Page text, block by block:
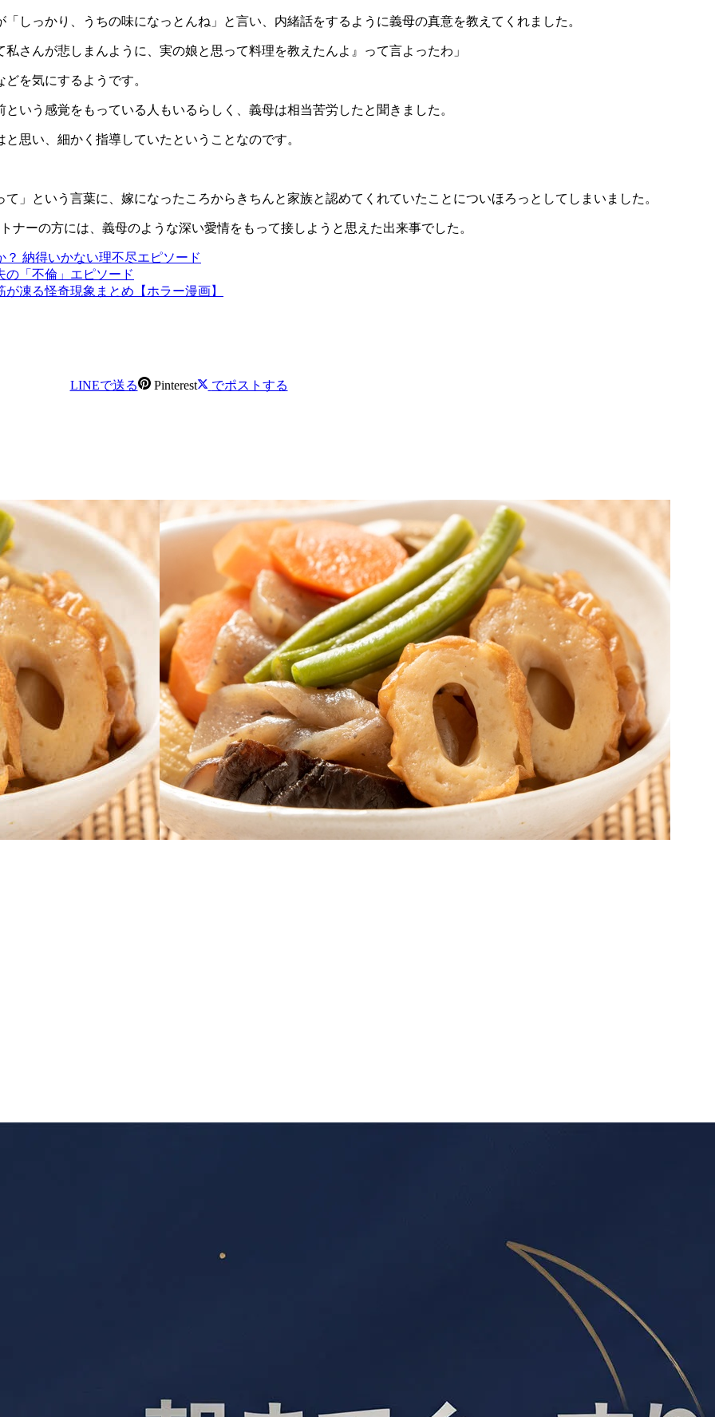
しっかり、うちの味になっとんね」と言い、内緒話をするように義母の真意を教えてくれました。
さんが悲しまんように、実の娘と思って料理を教えたんよ』って言よったわ」
を気にするようです。
いう感覚をもっている人もいるらしく、義母は相当苦労したと聞きました。
思い、細かく指導していたということなのです。
」という言葉に、嫁になったころからきちんと家族と認めてくれていたことについほろっとしてしまいました。
ーの方には、義母のような深い愛情をもって接しようと思えた出来事でした。
納得いかない理不尽エピソード
の「不倫」エピソード
凍る怪奇現象まとめ【ホラー漫画】
LINEで送る Pinterest でポストする